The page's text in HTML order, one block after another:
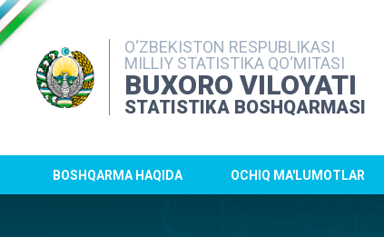
O‘ZBEKISTON RESPUBLIKASI
MILLIY STATISTIKA QO‘MITASI
BUXORO VILOYATI
STATISTIKA BOSHQARMASI
BOSHQARMA HAQIDA OCHIQ MA'LUMOTLAR